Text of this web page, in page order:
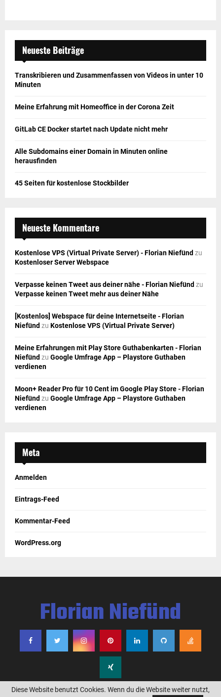
Neueste Beiträge
Transkribieren und Zusammenfassen von Videos in unter 10
Minuten
Meine Erfahrung mit Homeoffice in der Corona Zeit
GitLab CE Docker startet nach Update nicht mehr
Alle Subdomains einer Domain in Minuten online
herausfinden
45 Seiten für kostenlose Stockbilder
Neueste Kommentare
Kostenlose VPS (Virtual Private Server) - Florian Niefünd zu
Kostenloser Server Webspace
Verpasse keinen Tweet aus deiner nähe - Florian Niefünd zu
Verpasse keinen Tweet mehr aus deiner Nähe
[Kostenlos] Webspace für deine Internetseite - Florian
Niefünd zu Kostenlose VPS (Virtual Private Server)
Meine Erfahrungen mit Play Store Guthabenkarten - Florian
Niefünd zu Google Umfrage App – Playstore Guthaben
verdienen
Moon+ Reader Pro für 10 Cent im Google Play Store - Florian
Niefünd zu Google Umfrage App – Playstore Guthaben
verdienen
Meta
Anmelden
Eintrags-Feed
Kommentar-Feed
WordPress.org
Florian Niefünd
Diese Website benutzt Cookies. Wenn du die Website weiter nutzt,